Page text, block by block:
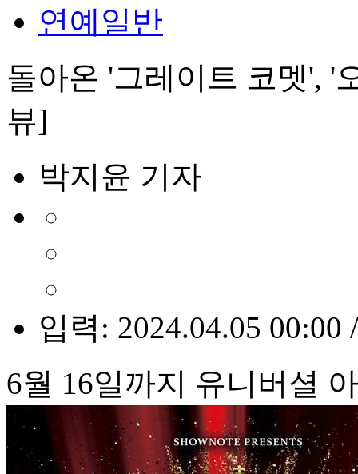
연예일반
돌아온 '그레이트 코멧', '
뷰]
박지윤 기자
입력: 2024.04.05 00:00
6월 16일까지 유니버셜